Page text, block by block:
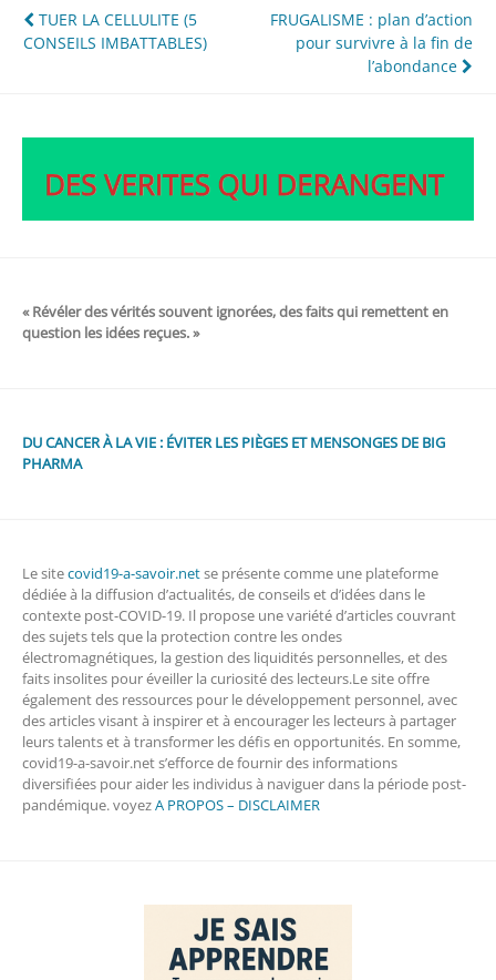
Navigation
de
TUER LA CELLULITE (5
CONSEILS IMBATTABLES)
FRUGALISME : plan d’action
pour survivre à la fin de
l’abondance
« Révéler des vérités souvent ignorées, des faits qui remettent en
question les idées reçues. »
DU CANCER À LA VIE : ÉVITER LES PIÈGES ET MENSONGES DE BIG
PHARMA
Le sitecovid19-a-savoir.netse présente comme une plateforme
dédiée à la diffusion d’actualités, de conseils et d’idées dans le
contexte post-COVID-19. Il propose une variété d’articles couvrant
des sujets tels que la protection contre les ondes
électromagnétiques, la gestion des liquidités personnelles, et des
faits insolites pour éveiller la curiosité des lecteurs.Le site offre
également des ressources pour le développement personnel, avec
des articles visant à inspirer et à encourager les lecteurs à partager
leurs talents et à transformer les défis en opportunités. En somme,
covid19-a-savoir.net s’efforce de fournir des informations
diversifiées pour aider les individus à naviguer dans la période post-
pandémique. voyezA PROPOS – DISCLAIMER